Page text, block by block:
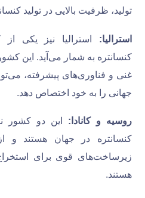
تولید، ظرفیت بالایی در تولید
استرالیا: استرالیا نیز یکی
کنسانتره به شمار می‌آید. این
غنی و فناوری‌های پیشرفته،
جهانی را به خود اختصاص دهد.
روسیه و کانادا: این دو کشور
کنسانتره در جهان هستند و
زیرساخت‌های قوی برای استخراج
هستند.